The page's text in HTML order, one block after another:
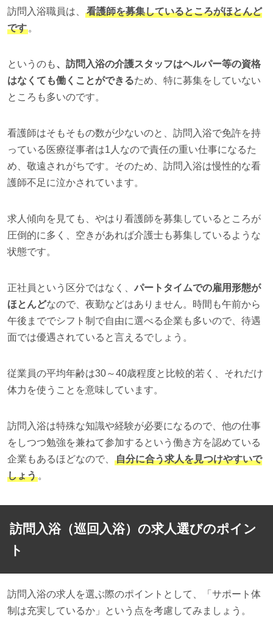
訪問入浴職員は、
看護師を募集しているところがほとんど
です。
というのも、訪問入浴の介護スタッフはヘルパー等の資格
はなくても働くことができるため、特に募集をしていない
ところも多いのです。
看護師はそもそもの数が少ないのと、訪問入浴で免許を持
っている医療従事者は1人なので責任の重い仕事になるた
め、敬遠されがちです。そのため、訪問入浴は慢性的な看
護師不足に泣かされています。
求人傾向を見ても、やはり看護師を募集しているところが
圧倒的に多く、空きがあれば介護士も募集しているような
状態です。
正社員という区分ではなく、 パートタイムでの雇用形態が
ほとんどなので、夜勤などはありません。時間も午前から
午後まででシフト制で自由に選べる企業も多いので、待遇
面では優遇されていると言えるでしょう。
従業員の平均年齢は30～40歳程度と比較的若く、それだけ
体力を使うことを意味しています。
訪問入浴は特殊な知識や経験が必要になるので、他の仕事
をしつつ勉強を兼ねて参加するという働き方を認めている
企業もあるほどなので、
自分に合う求人を見つけやすいで
しょう。
訪問入浴（巡回入浴）の求人選びのポイン
ト
訪問入浴の求人を選ぶ際のポイントとして、「サポート体
制は充実しているか」という点を考慮してみましょう。